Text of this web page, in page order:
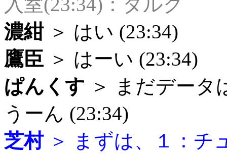
濃紺＞ はい (23:34)
鷹臣 ＞ はーい (23:34)
ぱんくす ＞ まだデータ
うーん (23:34)
芝村＞ まずは、１：チ